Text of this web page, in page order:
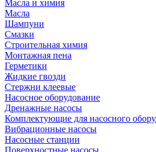
Масла и химия
Масла
Шампуни
Смазки
Строительная химия
Монтажная пена
Герметики
Жидкие гвозди
Стержни клеевые
Насосное оборудование
Дренажные насосы
Комплектующие для насосного
Вибрационные насосы
Насосные станции
Поверхностные насосы